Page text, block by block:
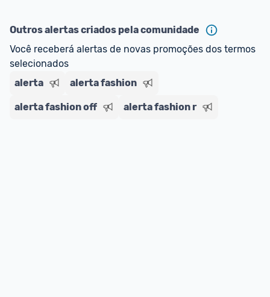
Outros alertas criados pela comunidade
Você receberá alertas de novas promoções dos termos
selecionados
alerta
alerta fashion
alerta fashion off alerta fashion r